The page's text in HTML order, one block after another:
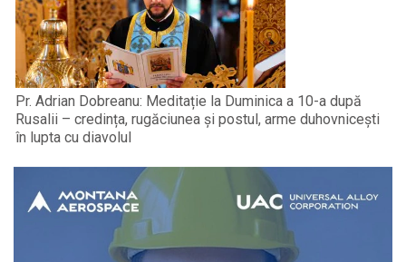
Pr. Adrian Dobreanu: Meditație la Duminica a 10-a după
Rusalii – credința, rugăciunea și postul, arme duhovnicești
în lupta cu diavolul